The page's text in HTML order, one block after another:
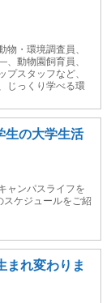
物・環境調査員、
動物園飼育員、
プスタッフなど、
じっくり学べる環
の大学生活
ャンパスライフを
ケジュールをご紹
まれ変わりま